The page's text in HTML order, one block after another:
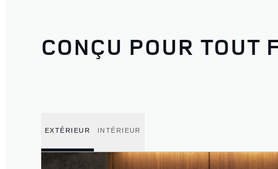
CONÇU POUR TOUT
EXTÉRIEUR INTÉRIEUR